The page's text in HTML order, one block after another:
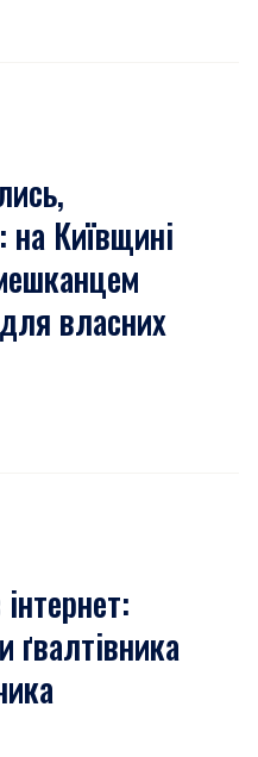
Київщині
власних
ґвалтівника